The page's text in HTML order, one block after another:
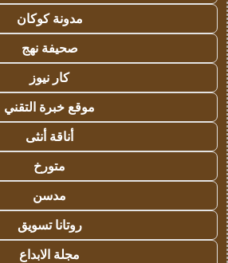
مدونة كوكان
صحيفة نهج
كار نيوز
موقع خبرة التقني
أناقة أنثى
متورخ
مدسن
روتانا تسويق
مجلة الابداع